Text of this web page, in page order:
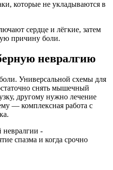
которые не укладываются в
сердце и лёгкие, затем
причину боли.
невралгию
Универсальной схемы для
снять мышечный
другому нужно лечение
— комплексная работа с